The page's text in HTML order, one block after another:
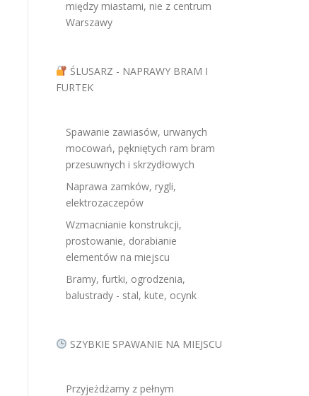
między miastami, nie z centrum
Warszawy
ŚLUSARZ - NAPRAWY BRAM I
FURTEK
Spawanie zawiasów, urwanych
mocowań, pękniętych ram bram
przesuwnych i skrzydłowych
Naprawa zamków, rygli,
elektrozaczepów
Wzmacnianie konstrukcji,
prostowanie, dorabianie
elementów na miejscu
Bramy, furtki, ogrodzenia,
balustrady - stal, kute, ocynk
SZYBKIE SPAWANIE NA MIEJSCU
Przyjeżdżamy z pełnym